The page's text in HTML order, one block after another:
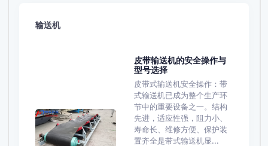
输送机
皮带输送机的安全操作与
型号选择
皮带式输送机安全操作：带
式输送机已成为整个生产环
节中的重要设备之一。结构
先进，适应性强，阻力小、
寿命长、维修方便、保护装
置齐全是带式输送机显...